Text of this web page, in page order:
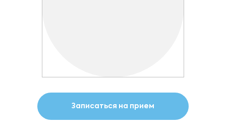
Записаться на прием